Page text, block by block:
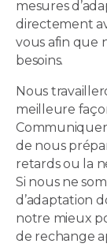
mesures
directement
vous afin que
besoins.
Nous
meilleure
Communiquer
de nous
retards ou la
Si nous ne
d’adaptation
notre mieux
de rechange